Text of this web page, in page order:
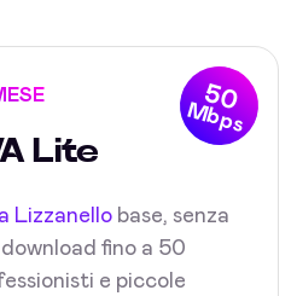
50
Mbps
Lite
Lizzanello base, senza
fino a 50
e piccole